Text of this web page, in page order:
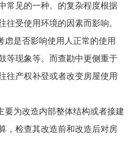
常见的一种。的复杂程度根据
受使用环境的因素而影响。
虑是否影响使用人正常的使用
等现象等。而查勘中更侧重于
往产权补登或者改变房屋使用
要为改造内部整体结构或者接建
，检查其改造前和改造后对房